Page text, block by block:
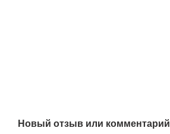
Новый отзыв или комментарий